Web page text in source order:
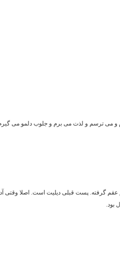
و می ترسم و لذت می برم و جلوب دلمو می گیرم
عقم گرفته. پست قبلی دیلیت است. اصلا وقتی
بود.